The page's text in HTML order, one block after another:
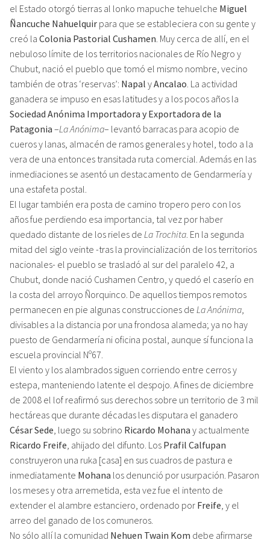
el Estado otorgó tierras al lonko mapuche tehuelche Miguel
Ñancuche Nahuelquir para que se estableciera con su gente y
creó la Colonia Pastorial Cushamen . Muy cerca de allí, en el
nebuloso límite de los territorios nacionales de Río Negro y
Chubut, nació el pueblo que tomó el mismo nombre, vecino
también de otras ‘reservas’: Napal yAncalao . La actividad
ganadera se impuso en esas latitudes y a los pocos años la
Sociedad Anónima Importadora y Exportadora de la
Patagonia –La Anónima– levantó barracas para acopio de
cueros y lanas, almacén de ramos generales y hotel, todo a la
vera de una entonces transitada ruta comercial. Además en las
inmediaciones se asentó un destacamento de Gendarmería y
una estafeta postal.
El lugar también era posta de camino tropero pero con los
años fue perdiendo esa importancia, tal vez por haber
quedado distante de los rieles de La Trochita . En la segunda
mitad del siglo veinte -tras la provincialización de los territorios
nacionales- el pueblo se trasladó al sur del paralelo 42, a
Chubut, donde nació Cushamen Centro, y quedó el caserío en
la costa del arroyo Ñorquinco. De aquellos tiempos remotos
permanecen en pie algunas construcciones de La Anónima
divisables a la distancia por una frondosa alameda; ya no hay
puesto de Gendarmería ni oficina postal, aunque sí funciona la
escuela provincial Nº67.
El viento y los alambrados siguen corriendo entre cerros y
estepa, manteniendo latente el despojo. A fines de diciembre
de 2008 el lof reafirmó sus derechos sobre un territorio de 3 mil
hectáreas que durante décadas les disputara el ganadero
César Sede , luego su sobrino Ricardo Mohana y actualmente
Ricardo Freife , ahijado del difunto. Los Prafil Calfupan
construyeron una ruka [casa] en sus cuadros de pastura e
inmediatamente Mohana los denunció por usurpación. Pasaron
los meses y otra arremetida, esta vez fue el intento de
extender el alambre estanciero, ordenado por Freife , y el
arreo del ganado de los comuneros.
No sólo allí la comunidad Nehuen Twain Kom debe afirmarse